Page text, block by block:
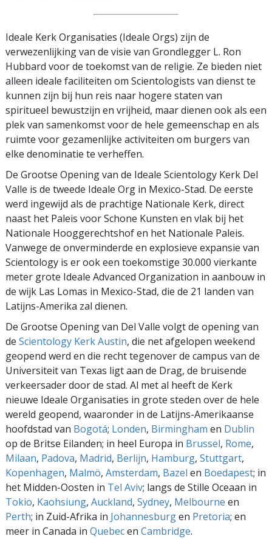
Ideale Kerk Organisaties (Ideale Orgs) zijn de
verwezenlijking van de visie van Grondlegger L. Ron
Hubbard voor de toekomst van de religie. Ze bieden niet
alleen ideale faciliteiten om Scientologists van dienst te
kunnen zijn bij hun reis naar hogere staten van
spiritueel bewustzijn en vrijheid, maar dienen ook als een
plek van samenkomst voor de hele gemeenschap en als
ruimte voor gezamenlijke activiteiten om burgers van
elke denominatie te verheffen.
De Grootse Opening van de Ideale Scientology Kerk Del
Valle is de tweede Ideale Org in Mexico-Stad. De eerste
werd ingewijd als de prachtige Nationale Kerk, direct
naast het Paleis voor Schone Kunsten en vlak bij het
Nationale Hooggerechtshof en het Nationale Paleis.
Vanwege de onverminderde en explosieve expansie van
Scientology is er ook een toekomstige 30.000 vierkante
meter grote Ideale Advanced Organization in aanbouw in
de wijk Las Lomas in Mexico-Stad, die de 21 landen van
Latijns-Amerika zal dienen.
De Grootse Opening van Del Valle volgt de opening van
de Scientology Kerk Austin, die net afgelopen weekend
geopend werd en die recht tegenover de campus van de
Universiteit van Texas ligt aan de Drag, de bruisende
verkeersader door de stad. Al met al heeft de Kerk
nieuwe Ideale Organisaties in grote steden over de hele
wereld geopend, waaronder in de Latijns-Amerikaanse
hoofdstad van Bogotá; Londen, Birmingham en Dublin
op de Britse Eilanden; in heel Europa in Brussel, Rome,
Milaan, Padova, Madrid, Berlijn, Hamburg, Stuttgart,
Kopenhagen, Malmö, Amsterdam, Bazel en Boedapest; in
het Midden-Oosten in Tel Aviv; langs de Stille Oceaan in
Tokio, Kaohsiung, Auckland, Sydney, Melbourne en
Perth; in Zuid-Afrika in Johannesburgen Pretoria; en
meer in Canada in Quebecen Cambridge.